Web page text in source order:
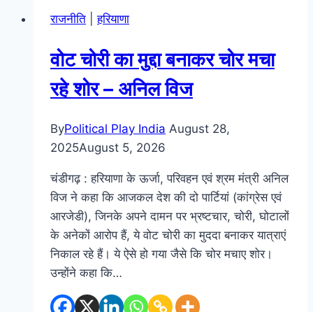
राजनीति |हरियाणा
वोट चोरी का मुद्दा बनाकर चोर मचा
रहे शोर – अनिल विज
ByPolitical Play India August 28,
2025August 5, 2026
चंडीगढ़ : हरियाणा के ऊर्जा, परिवहन एवं श्रम मंत्री अनिल
विज ने कहा कि आजकल देश की दो पार्टियां (कांग्रेस एवं
आरजेडी), जिनके अपने दामन पर भ्रष्टचार, चोरी, घोटालों
के अनेकों आरोप हैं, ये वोट चोरी का मुददा बनाकर यात्राएं
निकाल रहे हैं। ये ऐसे हो गया जैसे कि चोर मचाए शोर।
उन्होंने कहा कि…